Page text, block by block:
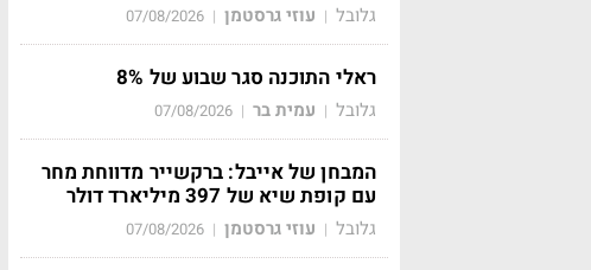
גלובל | עוזי גרסטמן |
07/08/2026
ראלי התוכנה סגר שבוע של 8%
גלובל | עמית בר |
07/08/2026
המבחן של אייבל: ברקשייר מדווחת מחר
עם קופת שיא של 397 מיליארד דולר
גלובל | עוזי גרסטמן |
07/08/2026